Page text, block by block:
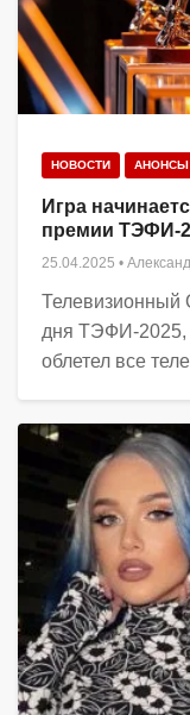
НОВОСТИ АНОНСЫ
Игра
премии ТЭФИ-
25.04.2025 •
Телевизионный
дня ТЭФИ-2025,
облетел все